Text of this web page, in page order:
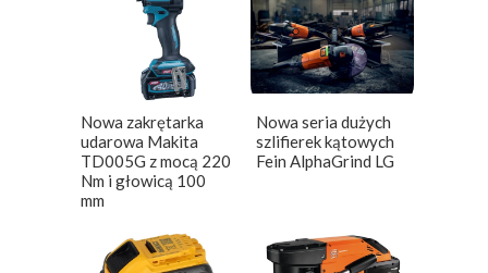
Nowa zakrętarka
udarowa Makita
TD005G z mocą 220
Nm i głowicą 100
mm
Nowa seria dużych
szlifierek kątowych
Fein AlphaGrind LG